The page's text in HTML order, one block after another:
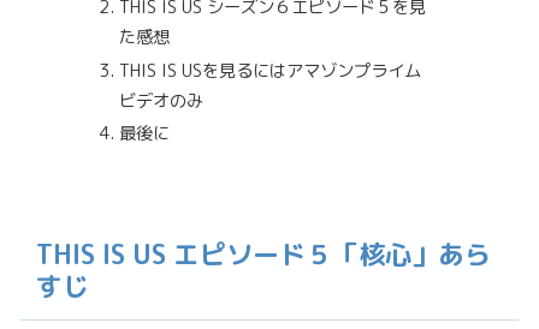
THIS IS US シーズン６エピソード５を見
た感想
THIS IS USを見るにはアマゾンプライム
ビデオのみ
最後に
THIS IS US エピソード５「核心」あら
すじ